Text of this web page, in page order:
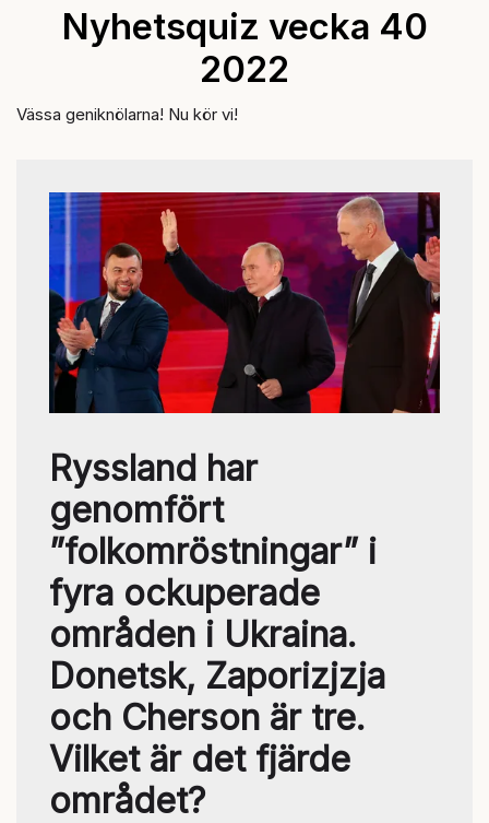
Nyhetsquiz vecka 40
2022
Vässa geniknölarna! Nu kör vi!
Ryssland har
genomfört
”folkomröstningar” i
fyra ockuperade
områden i Ukraina.
Donetsk, Zaporizjzja
och Cherson är tre.
Vilket är det fjärde
området?